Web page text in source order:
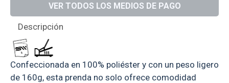
Descripción
Confeccionada en 100% poliéster y con un peso ligero
de 160g, esta prenda no solo ofrece comodidad
VER TODOS LOS MEDIOS DE PAGO